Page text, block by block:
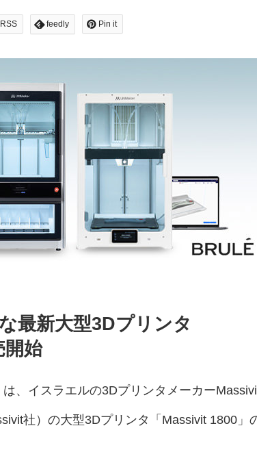
RSS feedly Pin it
最新大型3Dプリンタ
開始
は、イスラエルの3Dプリンタメーカー
社）の大型3Dプリンタ「Massivit 1800」